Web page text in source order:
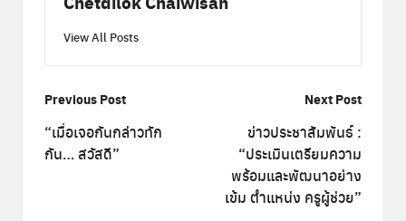
View All Posts
Post
navigation
Previous Post
“เมื่อเจอกันกล่าวทัก
กัน… สวัสดี”
Next Post
ข่าวประชาสัมพันธ์ :
“ประเมินเตรียมความ
พร้อมและพัฒนาอย่าง
เข้ม ตำแหน่ง ครูผู้ช่วย”